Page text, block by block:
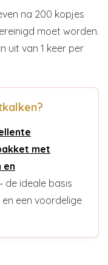
na 200 kopjes
moet worden.
uit van 1 keer per
met
en
de ideale basis
een voordelige